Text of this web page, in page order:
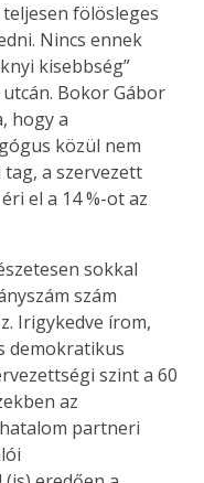
fölösleges
Nincs ennek
kisebbség”
Bokor Gábor
hogy a
közül nem
tag, a szervezett
el a 14 %-ot az
sokkal
szám
Irigykedve írom,
demokratikus
szint a 60
az
partneri